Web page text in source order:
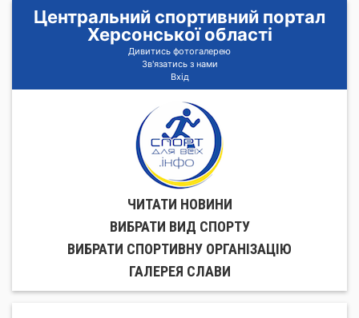
Центральний спортивний портал
Херсонської області
Дивитись фотогалерею
Зв'язатись з нами
Вхід
ЧИТАТИ НОВИНИ
ВИБРАТИ ВИД СПОРТУ
ВИБРАТИ СПОРТИВНУ ОРГАНIЗАЦIЮ
ГАЛЕРЕЯ СЛАВИ